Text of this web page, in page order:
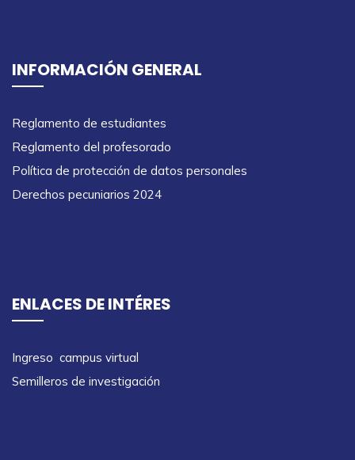
INFORMACIÓN GENERAL
Reglamento de estudiantes
Reglamento del profesorado
Política de protección de datos personales
Derechos pecuniarios 2024
ENLACES DE INTÉRES
Ingreso campus virtual
Semilleros de investigación